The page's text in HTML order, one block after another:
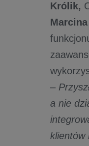
Królik,
–
a nie
klientów